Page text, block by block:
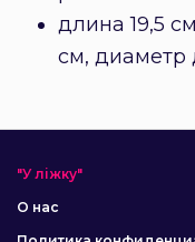
длина 19,5
см, диаметр
"У ліжку"
О нас